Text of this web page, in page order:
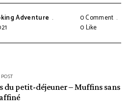
Adventure
0 Comment
0Like
du petit-déjeuner – Muffins sans